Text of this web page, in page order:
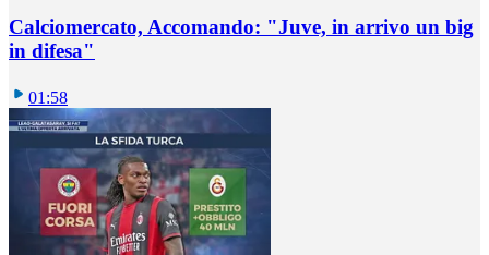
Calciomercato, Accomando: "Juve, in arrivo un big
in difesa"
01:58